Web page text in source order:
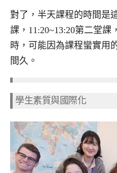
對了，半天課程的時間是
課，11:20~13:20第二堂
時，可能因為課程蠻實用
間久。
學生素質與國際化